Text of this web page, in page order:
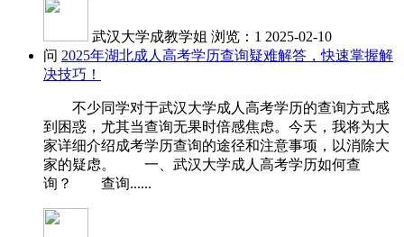
武汉大学成教学姐 浏览：1 2025-02-10
问 2025年湖北成人高考学历查询疑难解答，快速掌握解
决技巧！
不少同学对于武汉大学成人高考学历的查询方式感
到困惑，尤其当查询无果时倍感焦虑。今天，我将为大
家详细介绍成考学历查询的途径和注意事项，以消除大
家的疑虑。 一、武汉大学成人高考学历如何查
询？ 查询......